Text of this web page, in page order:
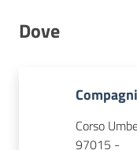
Concorsi
formazione
Dove
Corso
97015 -